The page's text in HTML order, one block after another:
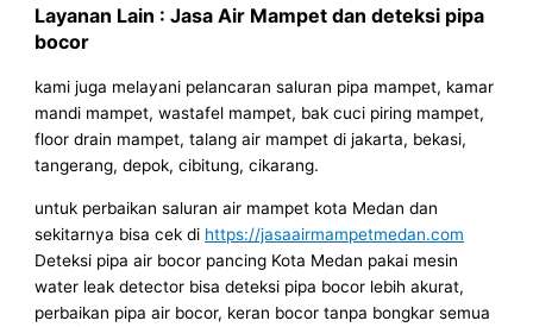
Layanan Lain : Jasa Air Mampet dan deteksi pipa
bocor
kami juga melayani pelancaran saluran pipa mampet, kamar
mandi mampet, wastafel mampet, bak cuci piring mampet,
floor drain mampet, talang air mampet di jakarta, bekasi,
tangerang, depok, cibitung, cikarang.
untuk perbaikan saluran air mampet kota Medan dan
sekitarnya bisa cek di https://jasaairmampetmedan.com
Deteksi pipa air bocor pancing Kota Medan pakai mesin
water leak detector bisa deteksi pipa bocor lebih akurat,
perbaikan pipa air bocor, keran bocor tanpa bongkar semua